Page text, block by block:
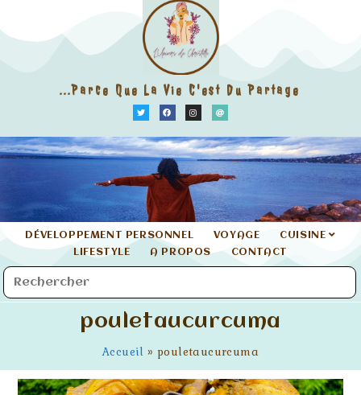
...parce Que La Vie C'est Du Partage
DÉVELOPPEMENT PERSONNEL VOYAGE
CUISINE
LIFESTYLE
A PROPOS CONTACT
pouletaucurcuma
Accueil » pouletaucurcuma